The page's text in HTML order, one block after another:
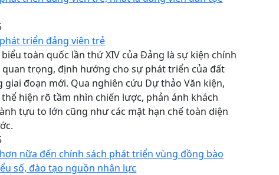
triển đảng viên trẻ
toàn quốc lần thứ XIV của Đảng là sự kiện chính
trọng, định hướng cho sự phát triển của đất
giai đoạn mới. Qua nghiên cứu Dự thảo Văn kiện,
hiện rõ tầm nhìn chiến lược, phản ánh khách
tựu to lớn cũng như các mặt hạn chế toàn diện
nữa đến chính sách phát triển vùng đồng bào
số, đào tạo nguồn nhân lực